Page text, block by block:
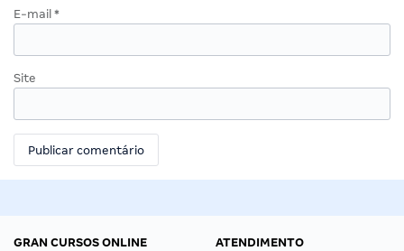
E-mail *
Site
GRAN CURSOS ONLINE
ATENDIMENTO